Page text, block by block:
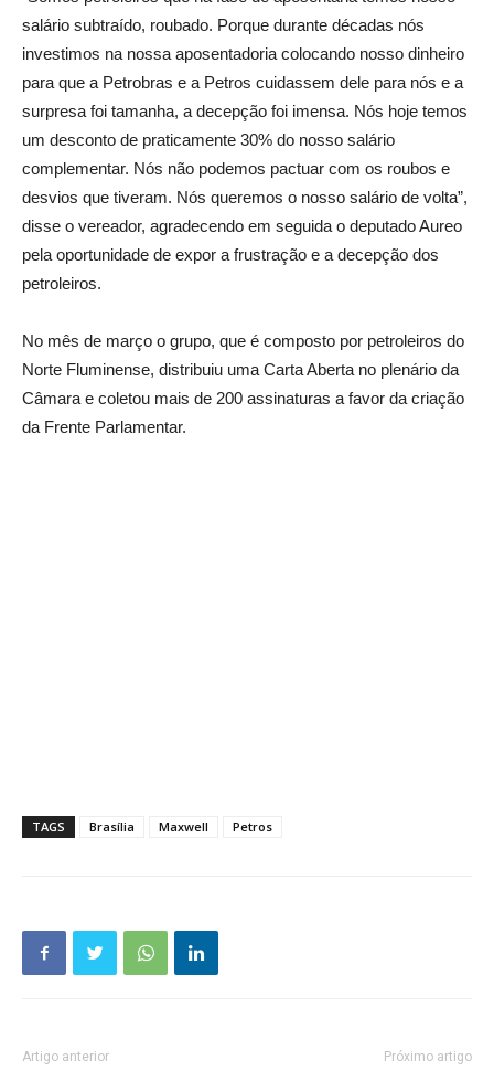
salário subtraído, roubado. Porque durante décadas nós
investimos na nossa aposentadoria colocando nosso dinheiro
para que a Petrobras e a Petros cuidassem dele para nós e a
surpresa foi tamanha, a decepção foi imensa. Nós hoje temos
um desconto de praticamente 30% do nosso salário
complementar. Nós não podemos pactuar com os roubos e
desvios que tiveram. Nós queremos o nosso salário de volta”,
disse o vereador, agradecendo em seguida o deputado Aureo
pela oportunidade de expor a frustração e a decepção dos
petroleiros.
No mês de março o grupo, que é composto por petroleiros do
Norte Fluminense, distribuiu uma Carta Aberta no plenário da
Câmara e coletou mais de 200 assinaturas a favor da criação
da Frente Parlamentar.
TAGS Brasília Maxwell Petros
Artigo anterior Próximo artigo